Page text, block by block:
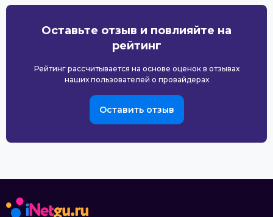
Оставьте отзыв и повлияйте на
рейтинг
Рейтинг рассчитывается на основе оценок в отзывах
наших пользователей о провайдерах
Оставить отзыв